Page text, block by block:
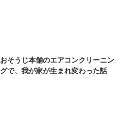
おそうじ本舗のエアコンクリーニン
グで、我が家が生まれ変わった話